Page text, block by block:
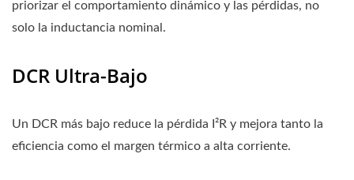
priorizar el comportamiento dinámico y las pérdidas, no
solo la inductancia nominal.
DCR Ultra-Bajo
Un DCR más bajo reduce la pérdida I²R y mejora tanto la
eficiencia como el margen térmico a alta corriente.